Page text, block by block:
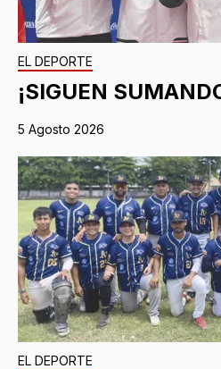
EL DEPORTE
¡SIGUEN
5 Agosto 2026
EL DEPORTE